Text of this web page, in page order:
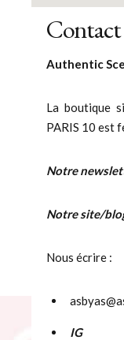
Contact
Authentic
La boutique
PARIS 10 est
Notre
Notre site/
Nous écrire :
IG